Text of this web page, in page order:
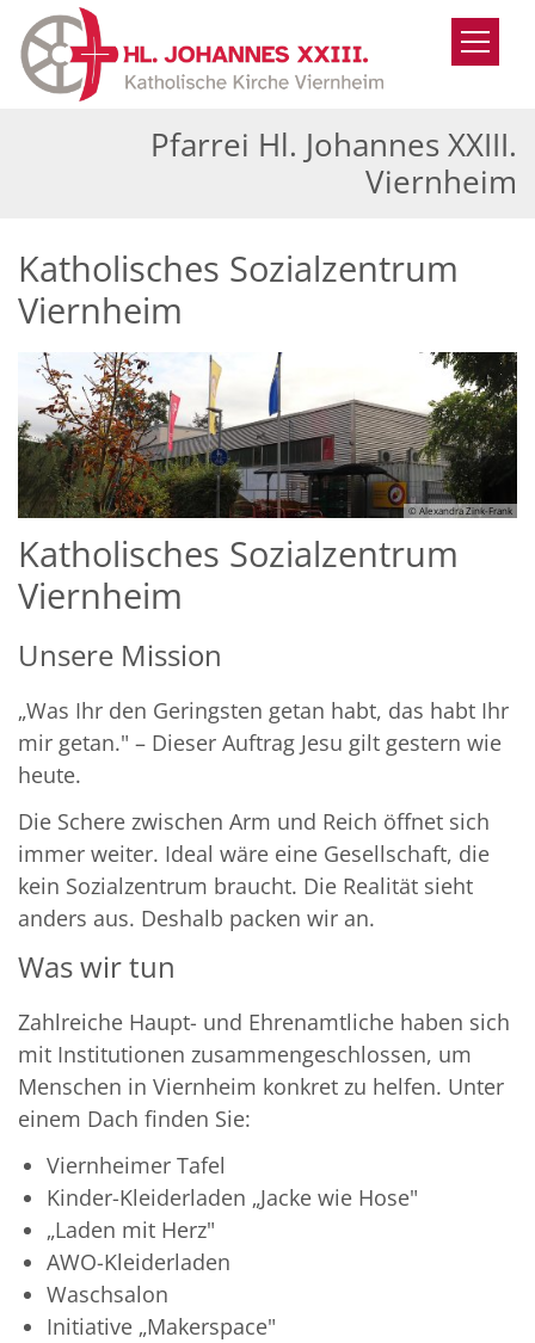
Zum Inhalt springen
Pfarrei Hl. Johannes XXIII.
Viernheim
Katholisches Sozialzentrum
Viernheim
© Alexandra Zink-Frank
Katholisches Sozialzentrum
Viernheim
Unsere Mission
„Was Ihr den Geringsten getan habt, das habt Ihr
mir getan." – Dieser Auftrag Jesu gilt gestern wie
heute.
Die Schere zwischen Arm und Reich öffnet sich
immer weiter. Ideal wäre eine Gesellschaft, die
kein Sozialzentrum braucht. Die Realität sieht
anders aus. Deshalb packen wir an.
Was wir tun
Zahlreiche Haupt- und Ehrenamtliche haben sich
mit Institutionen zusammengeschlossen, um
Menschen in Viernheim konkret zu helfen. Unter
einem Dach finden Sie:
Viernheimer Tafel
Kinder-Kleiderladen „Jacke wie Hose"
„Laden mit Herz"
AWO-Kleiderladen
Waschsalon
Initiative „Makerspace"